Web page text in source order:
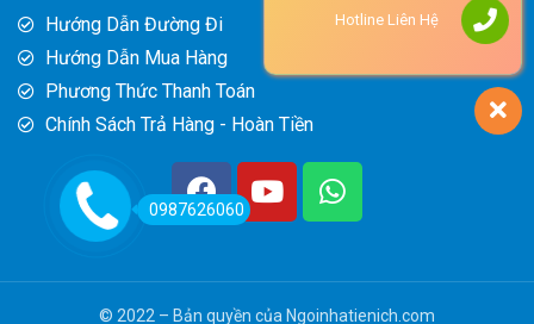
Hướng Dẫn Đường Đi
Hướng Dẫn Mua Hàng
Phương Thức Thanh Toán
Chính Sách Trả Hàng - Hoàn Tiền
© 2022 – Bản quyền của Ngoinhatienich.com
0987626060
Hotline Liên Hệ